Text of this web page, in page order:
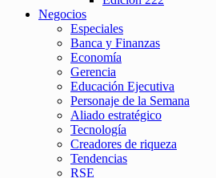
Negocios
Especiales
Banca y Finanzas
Economía
Gerencia
Educación Ejecutiva
Personaje de la Semana
Aliado estratégico
Tecnología
Creadores de riqueza
Tendencias
RSE